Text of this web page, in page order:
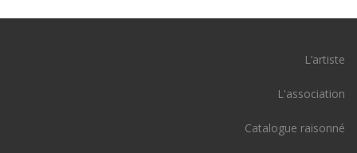
L’artiste
L'association
Catalogue raisonné